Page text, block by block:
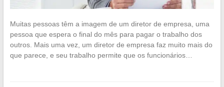
Muitas pessoas têm a imagem de um diretor de empresa, uma
pessoa que espera o final do mês para pagar o trabalho dos
outros. Mais uma vez, um diretor de empresa faz muito mais do
que parece, e seu trabalho permite que os funcionários…